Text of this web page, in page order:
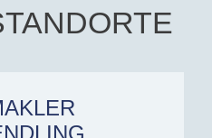
Hegerich Immobilien to
anyone looking for a home.